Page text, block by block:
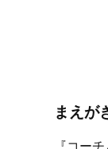
まえが
『コー